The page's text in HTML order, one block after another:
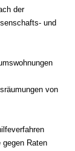
der
und
von
Raten